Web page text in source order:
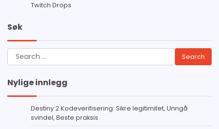
Twitch Drops
Søk
Search
for:
Nylige innlegg
Destiny 2 Kodeverifisering: Sikre legitimitet, Unngå
svindel, Beste praksis